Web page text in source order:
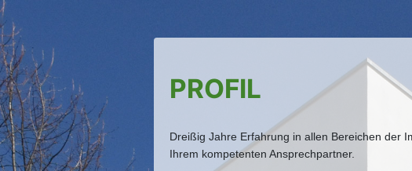
PROFIL
Dreißig Jahre Erfahrung in allen Bereichen der
Ihrem kompetenten Ansprechpartner.